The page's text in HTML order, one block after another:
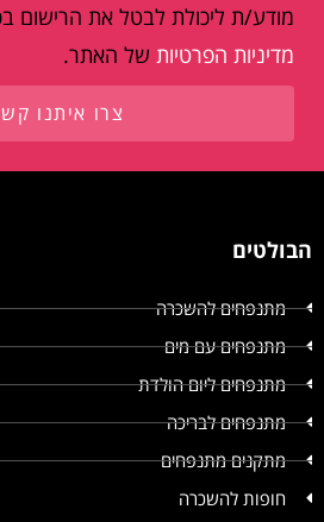
מודע/ת ליכולת לבטל את הרישום
מדיניות הפרטיות של האתר.
צרו איתנו
הבולטים
מתנפחים להשכרה
מתנפחים עם מים
מתנפחים ליום הולדת
מתנפחים לבריכה
מתקנים מתנפחים
חופות להשכרה